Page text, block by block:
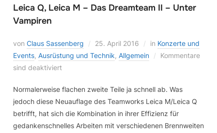
Leica Q, Leica M – Das Dreamteam II – Unter
Vampiren
von Claus Sassenberg 25. April 2016 in Konzerte und
Events, Ausrüstung und Technik, Allgemein
Kommentare
sind deaktiviert
Normalerweise flachen zweite Teile ja schnell ab. Was
jedoch diese Neuauflage des Teamworks Leica M/Leica Q
betrifft, hat sich die Kombination in ihrer Effizienz für
gedankenschnelles Arbeiten mit verschiedenen Brennweiten